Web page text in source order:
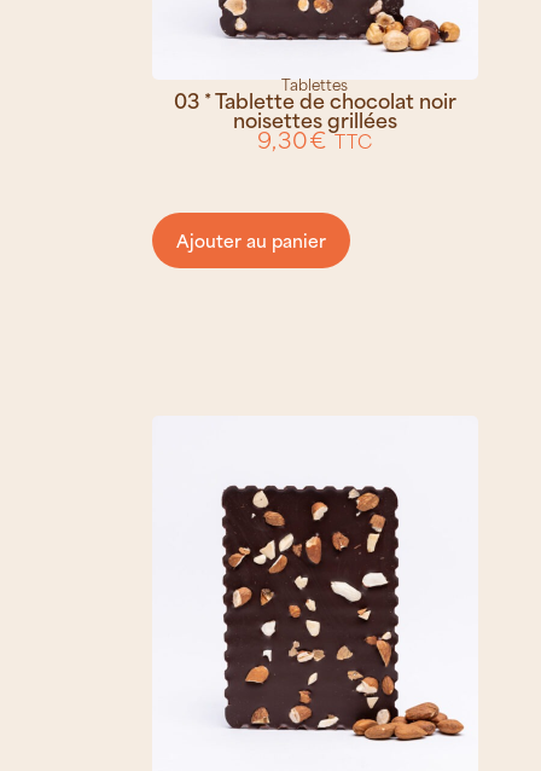
Tablettes
03 * Tablette de chocolat noir
noisettes grillées
9,30€ TTC
Ajouter au panier